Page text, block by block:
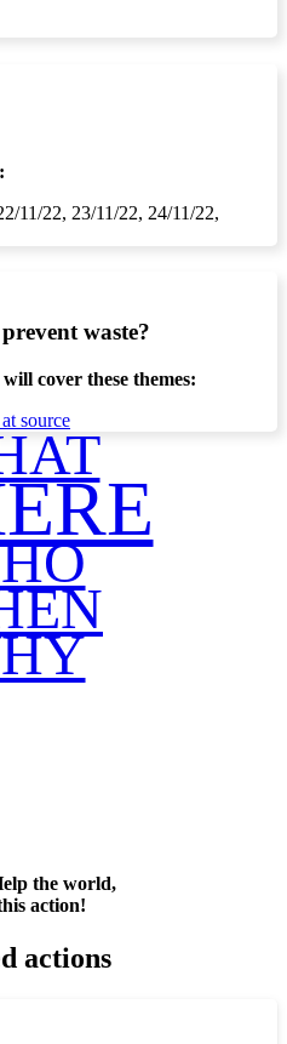
11/22, 23/11/22, 24/11/22,
prevent waste?
cover these themes:
source
the world,
action!
actions